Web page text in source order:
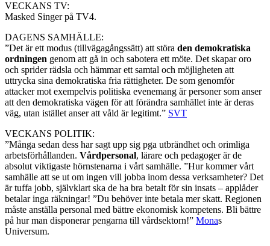
VECKANS TV:
Masked Singer på TV4.
DAGENS SAMHÄLLE:
”Det är ett modus (tillvägagångssätt) att störa den demokratiska
ordningen genom att gå in och sabotera ett möte. Det skapar oro
och sprider rädsla och hämmar ett samtal och möjligheten att
uttrycka sina demokratiska fria rättigheter. De som genomför
attacker mot exempelvis politiska evenemang är personer som anser
att den demokratiska vägen för att förändra samhället inte är deras
väg, utan istället anser att våld är legitimt.” SVT
VECKANS POLITIK:
”Många sedan dess har sagt upp sig pga utbrändhet och orimliga
arbetsförhållanden. Vårdpersonal, lärare och pedagoger är de
absolut viktigaste hörnstenarna i vårt samhälle. ”Hur kommer vårt
samhälle att se ut om ingen vill jobba inom dessa verksamheter? Det
är tuffa jobb, självklart ska de ha bra betalt för sin insats – applåder
betalar inga räkningar! ”Du behöver inte betala mer skatt. Regionen
måste anställa personal med bättre ekonomisk kompetens. Bli bättre
på hur man disponerar pengarna till vårdsektorn!” Monas
Universum.